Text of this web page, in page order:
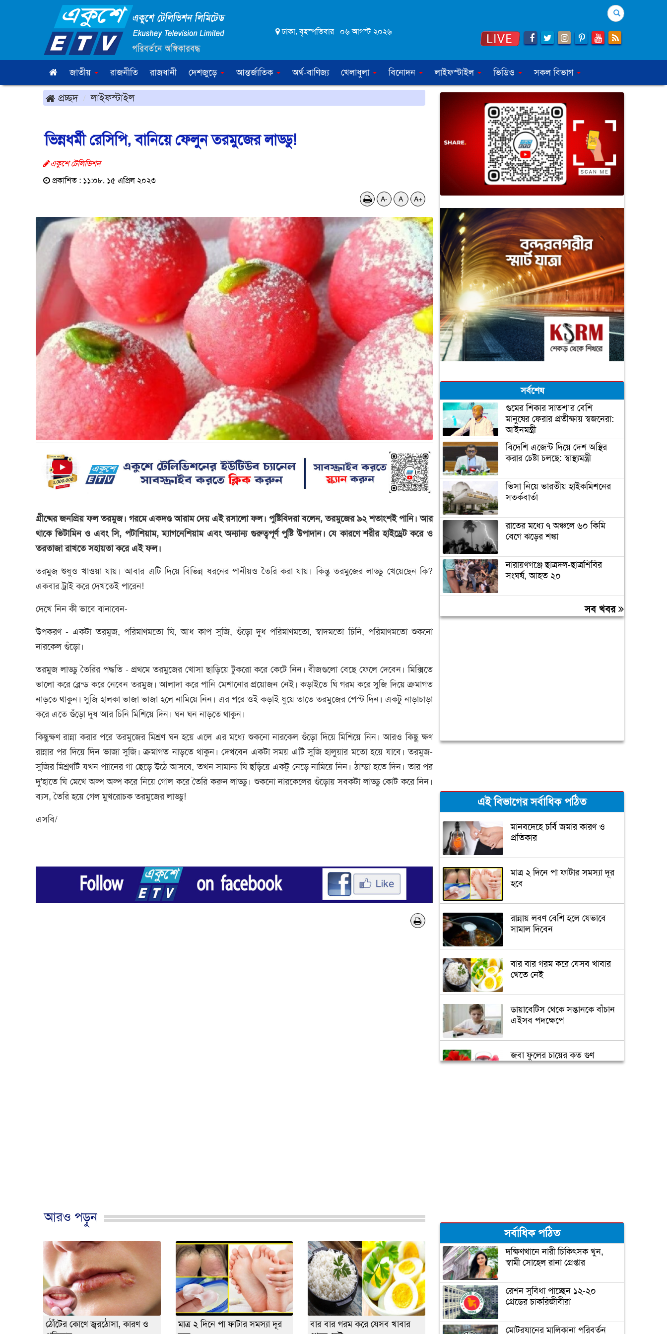
ঢাকা, বৃহস্পতিবার ০৬ আগস্ট ২০২৬
Search
জাতীয় রাজনীতি রাজধানী দেশজুড়ে আন্তর্জাতিক অর্থ-বাণিজ্য খেলাধুলা বিনোদন লাইফস্টাইল ভিডিও সকল বিভাগ
প্রচ্ছদ লাইফস্টাইল
ভিন্নধর্মী রেসিপি, বানিয়ে ফেলুন তরমুজের লাড্ডু!
একুশে টেলিভিশন
প্রকাশিত : ১১:০৮, ১৫ এপ্রিল ২০২৩
A- A A+
গ্রীষ্মের জনপ্রিয় ফল তরমুজ। গরমে একদণ্ড আরাম দেয় এই রসালো ফল। পুষ্টিবিদরা বলেন, তরমুজের ৯২ শতাংশই পানি। আর
থাকে ভিটামিন ও এবং সি, পটাশিয়াম, ম্যাগনেশিয়াম এবং অন্যান্য গুরুত্বপূর্ণ পুষ্টি উপাদান। যে কারণে শরীর হাইড্রেট করে ও
তরতাজা রাখতে সহায়তা করে এই ফল।
তরমুজ শুধুও খাওয়া যায়। আবার এটি দিয়ে বিভিন্ন ধরনের পানীয়ও তৈরি করা যায়। কিন্তু তরমুজের লাড্ডু খেয়েছেন কি?
একবার ট্রাই করে দেখতেই পারেন!
দেখে নিন কী ভাবে বানাবেন-
উপকরণ - একটা তরমুজ, পরিমাণমতো ঘি, আধ কাপ সুজি, গুঁড়ো দুধ পরিমাণমতো, স্বাদমতো চিনি, পরিমাণমতো শুকনো
নারকেল গুঁড়ো।
তরমুজ লাড্ডু তৈরির পদ্ধতি - প্রথমে তরমুজের খোসা ছাড়িয়ে টুকরো করে কেটে নিন। বীজগুলো বেছে ফেলে দেবেন। মিক্সিতে
ভালো করে ব্লেন্ড করে নেবেন তরমুজ। আলাদা করে পানি মেশানোর প্রয়োজন নেই। কড়াইতে ঘি গরম করে সুজি দিয়ে ক্রমাগত
নাড়তে থাকুন। সুজি হালকা ভাজা ভাজা হলে নামিয়ে নিন। এর পরে ওই কড়াই ধুয়ে তাতে তরমুজের পেস্ট দিন। একটু নাড়াচাড়া
করে এতে গুঁড়ো দুধ আর চিনি মিশিয়ে দিন। ঘন ঘন নাড়তে থাকুন।
কিছুক্ষণ রান্না করার পরে তরমুজের মিশ্রণ ঘন হয়ে এলে এর মধ্যে শুকনো নারকেল গুঁড়ো দিয়ে মিশিয়ে নিন। আরও কিছু ক্ষণ
রান্নার পর দিয়ে দিন ভাজা সুজি। ক্রমাগত নাড়তে থাকুন। দেখবেন একটা সময় এটি সুজি হালুয়ার মতো হয়ে যাবে। তরমুজ-
সুজির মিশ্রণটি যখন প্যানের গা ছেড়ে উঠে আসবে, তখন সামান্য ঘি ছড়িয়ে একটু নেড়ে নামিয়ে নিন। ঠান্ডা হতে দিন। তার পর
দু'হাতে ঘি মেখে অল্প অল্প করে নিয়ে গোল করে তৈরি করুন লাড্ডু। শুকনো নারকেলের গুঁড়োয় সবকটা লাড্ডু কোট করে নিন।
ব্যস, তৈরি হয়ে গেল মুখরোচক তরমুজের লাড্ডু!
এসবি/
আরও পড়ুন
ঠোঁটের কোণে জ্বরঠোসা, কারণ ও
মাত্র ২ দিনে পা ফাটার সমস্যা দূর
বার বার গরম করে যেসব খাবার
সর্বশেষ
গুমের শিকার সাতশ’র বেশি
মানুষের ফেরার প্রতীক্ষায় স্বজনেরা:
আইনমন্ত্রী
বিদেশি এজেন্ট দিয়ে দেশ অস্থির
করার চেষ্টা চলছে: স্বাস্থ্যমন্ত্রী
ভিসা নিয়ে ভারতীয় হাইকমিশনের
সতর্কবার্তা
রাতের মধ্যে ৭ অঞ্চলে ৬০ কিমি
বেগে ঝড়ের শঙ্কা
নারায়ণগঞ্জে ছাত্রদল-ছাত্রশিবির
সংঘর্ষ, আহত ২০
‘যে ডকুমেন্টারিতে আবু সাঈদের
ছবি নেই, সেটা কোনো ডকুমেন্টারি
সব খবর
এই বিভাগের সর্বাধিক পঠিত
মানবদেহে চর্বি জমার কারণ ও
প্রতিকার
মাত্র ২ দিনে পা ফাটার সমস্যা দূর
হবে
রান্নায় লবণ বেশি হলে যেভাবে
সামাল দিবেন
বার বার গরম করে যেসব খাবার
খেতে নেই
ডায়াবেটিস থেকে সন্তানকে বাঁচান
এইসব পদক্ষেপে
জবা ফুলের চায়ের কত গুণ
জানেন?
ঠোঁটের কোণে জ্বরঠোসা, কারণ ও
প্রতিকার
সর্বাধিক পঠিত
দক্ষিণখানে নারী চিকিৎসক খুন,
স্বামী সোহেল রানা গ্রেপ্তার
রেশন সুবিধা পাচ্ছেন ১২-২০
গ্রেডের চাকরিজীবীরা
মোটরযানের মালিকানা পরিবর্তন